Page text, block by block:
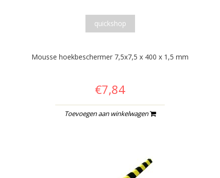
quickshop
Mousse hoekbeschermer 7,5x7,5 x 400 x 1,5 mm
€7,84
Toevoegen aan winkelwagen